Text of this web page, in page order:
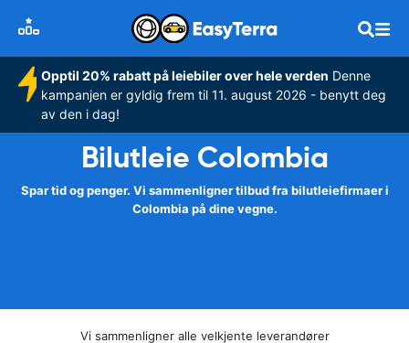
Opptil 20% rabatt på leiebiler over hele verden Denne
kampanjen er gyldig frem til 11. august 2026 - benytt deg
av den i dag!
Bilutleie Colombia
Spar tid og penger. Vi sammenligner tilbud fra bilutleiefirmaer i
Colombia på dine vegne.
Vi sammenligner alle velkjente leverandører